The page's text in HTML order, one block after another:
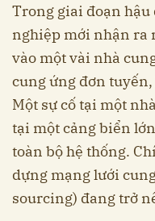
Trong giai đoạn
nghiệp mới nhận ra
vào một vài nhà
cung ứng đơn
Một sự cố tại một
tại một cảng biển
toàn bộ hệ thống.
dựng mạng lưới
sourcing) đang trở